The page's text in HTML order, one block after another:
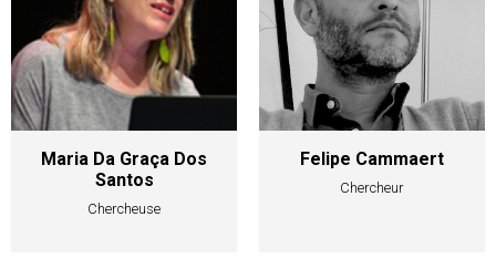
Maria Da Graça Dos
Santos
Chercheuse
Felipe Cammaert
Chercheur